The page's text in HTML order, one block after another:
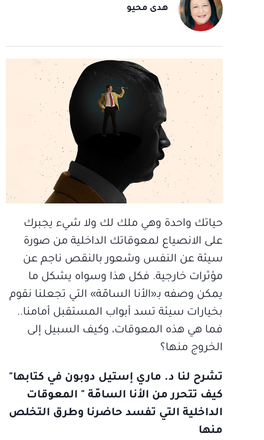
هدى محيو
حياتك واحدة وهي ملك لك ولا شيء يجبرك
على الانصياع لمعوقاتك الداخلية من صورة
سيئة عن النفس وشعور بالنقص ناجم عن
مؤثرات خارجية. فكل هذا وسواه يشكل ما
يمكن وصفه بـ«الأنا السامّة» التي تجعلنا نقوم
بخيارات سيئة تسد أبواب المستقبل أمامنا..
فما هي هذه المعوقات، وكيف السبيل إلى
الخروج منها؟
تشرح لنا د. ماري إستيل دوبون في كتابها"
كيف تتحرر من الأنا السامّة " المعوقات
الداخلية التي تفسد حاضرنا وطرق التخلص
منها